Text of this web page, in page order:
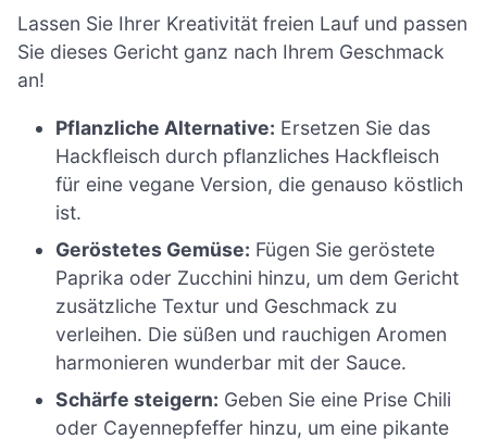
Lassen Sie Ihrer Kreativität freien Lauf und passen
Sie dieses Gericht ganz nach Ihrem Geschmack
an!
Pflanzliche Alternative: Ersetzen Sie das
Hackfleisch durch pflanzliches Hackfleisch
für eine vegane Version, die genauso köstlich
ist.
Geröstetes Gemüse: Fügen Sie geröstete
Paprika oder Zucchini hinzu, um dem Gericht
zusätzliche Textur und Geschmack zu
verleihen. Die süßen und rauchigen Aromen
harmonieren wunderbar mit der Sauce.
Schärfe steigern: Geben Sie eine Prise Chili
oder Cayennepfeffer hinzu, um eine pikante